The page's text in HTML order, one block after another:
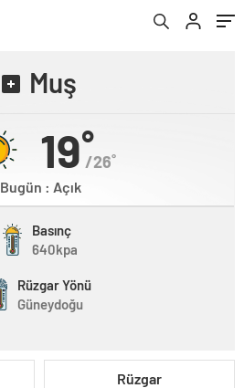
Muş
19˚
/26˚
Bugün : Açık
Basınç
640kpa
Rüzgar Yönü
Güneydoğu
Rüzgar